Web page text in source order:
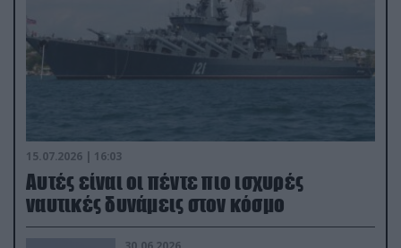
15.07.2026 | 16:03
Aυτές είναι οι πέντε πιο ισχυρές
ναυτικές δυνάμεις στον κόσμο